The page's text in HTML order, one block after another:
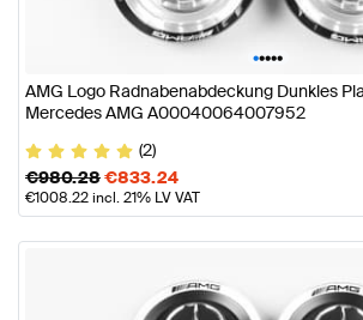
•••••
AMG Logo Radnabenabdeckung Dunkles
Mercedes AMG A00040064007952
(2)
€980.28€833.24
€1008.22incl. 21% LV VAT